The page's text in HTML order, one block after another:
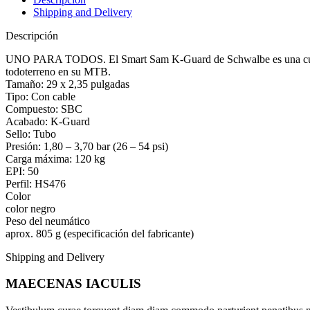
Shipping and Delivery
Descripción
UNO PARA TODOS. El Smart Sam K-Guard de Schwalbe es una
todoterreno en su MTB.
Tamaño: 29 x 2,35 pulgadas
Tipo: Con cable
Compuesto: SBC
Acabado: K-Guard
Sello: Tubo
Presión: 1,80 – 3,70 bar (26 – 54 psi)
Carga máxima: 120 kg
EPI: 50
Perfil: HS476
Color
color negro
Peso del neumático
aprox. 805 g (especificación del fabricante)
Shipping and Delivery
MAECENAS IACULIS